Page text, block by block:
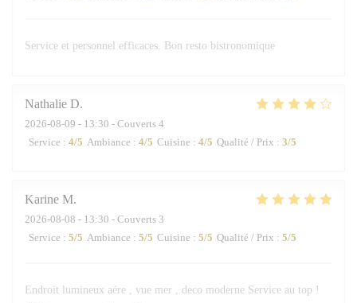
Service et personnel efficaces. Bon resto bistronomique
Nathalie D
2026-08-09 - 13:30 - Couverts 4
Service : 4/5 Ambiance : 4/5 Cuisine : 4/5 Qualité / Prix : 3/5
Karine M
2026-08-08 - 13:30 - Couverts 3
Service : 5/5 Ambiance : 5/5 Cuisine : 5/5 Qualité / Prix : 5/5
Endroit lumineux aére , vue mer , deco moderne Service au top !